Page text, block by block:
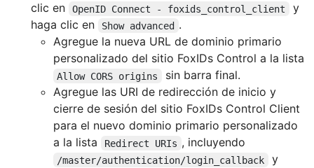
clic en
OpenID Connect - foxids_control_client
y
haga clic en
Show advanced .
Agregue la nueva URL de dominio primario
personalizado del sitio FoxIDs Control a la lista
Allow CORS origins
sin barra final.
Agregue las URI de redirección de inicio y
cierre de sesión del sitio FoxIDs Control Client
para el nuevo dominio primario personalizado
a la lista
Redirect URIs , incluyendo
/master/authentication/login_callback y